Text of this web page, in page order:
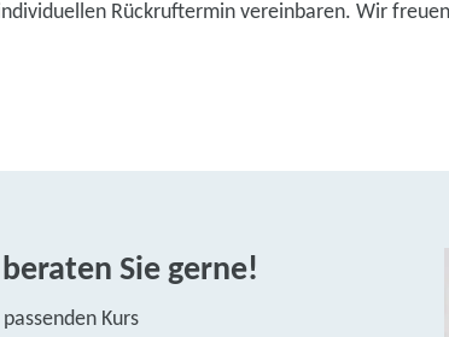
Rückruftermin vereinbaren. Wir
Sie gerne!
Kurs